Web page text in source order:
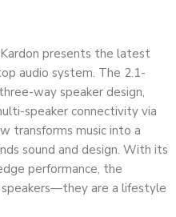
presents the latest
audio system. The 2.1-
way speaker design,
speaker connectivity via
transforms music into a
sound and design. With its
performance, the
are a lifestyle